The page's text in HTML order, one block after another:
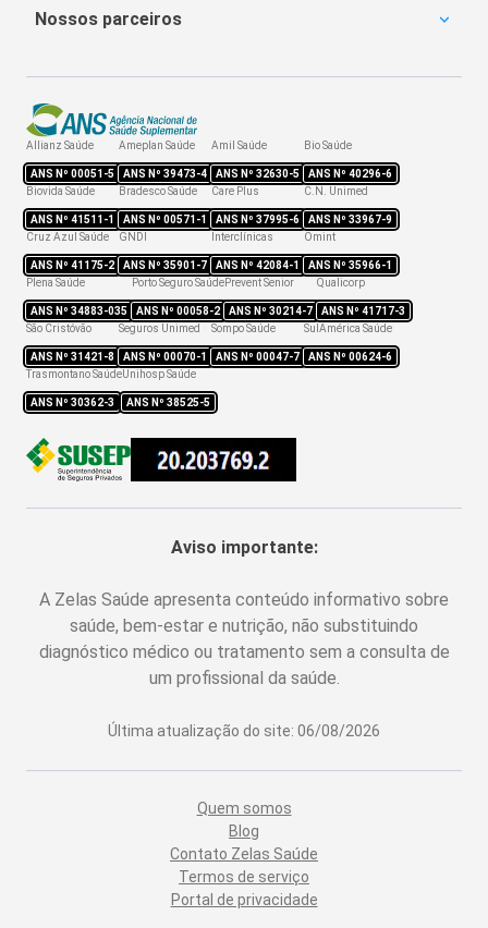
SulAmérica Odonto
Coparticipação
Portabilidade
Reajuste
Reembolso
Rede credenciada
Nossos parceiros
Allianz Saúde
ANS Nº 00051-5
Ameplan Saúde
ANS Nº 39473-4
Amil Saúde
ANS Nº 32630-5
Bio Saúde
ANS Nº 40296-6
Biovida Saúde
ANS Nº 41511-1
Bradesco Saúde
ANS Nº 00571-1
Care Plus
ANS Nº 37995-6
C.N. Unimed
ANS Nº 33967-9
Cruz Azul Saúde
ANS Nº 41175-2
GNDI
ANS Nº 35901-7
Interclínicas
ANS Nº 42084-1
Omint
ANS Nº 35966-1
Plena Saúde
ANS Nº 34883-035
Porto Seguro Saúde
ANS Nº 00058-2
Prevent Senior
ANS Nº 30214-7
Qualicorp
ANS Nº 41717-3
São Cristóvão
ANS Nº 31421-8
Seguros Unimed
ANS Nº 00070-1
Sompo Saúde
ANS Nº 00047-7
SulAmérica Saúde
ANS Nº 00624-6
Trasmontano Saúde
ANS Nº 30362-3
Unihosp Saúde
ANS Nº 38525-5
Aviso importante:
A Zelas Saúde apresenta conteúdo informativo sobre
saúde, bem-estar e nutrição, não substituindo
diagnóstico médico ou tratamento sem a consulta de
um profissional da saúde.
Última atualização do site: 06/08/2026
Quem somos
Blog
Contato Zelas Saúde
Termos de serviço
Portal de privacidade